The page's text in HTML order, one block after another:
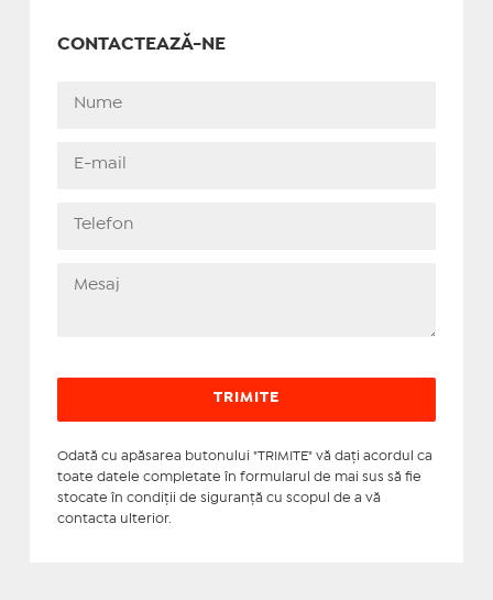
CONTACTEAZĂ-NE
Odată cu apăsarea butonului "TRIMITE" vă daţi acordul ca
toate datele completate în formularul de mai sus să fie
stocate în condiţii de siguranţă cu scopul de a vă
contacta ulterior.